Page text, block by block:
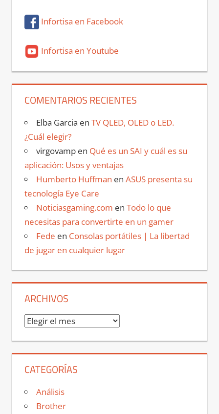
Infortisa en Facebook
Infortisa en Youtube
COMENTARIOS RECIENTES
Elba Garcia en TV QLED, OLED o LED.
¿Cuál elegir?
virgovampen Qué es un SAI y cuál es su
aplicación: Usos y ventajas
Humberto Huffman en ASUS presenta su
tecnología Eye Care
Noticiasgaming.com en Todo lo que
necesitas para convertirte en un gamer
Fede en Consolas portátiles | La libertad
de jugar en cualquier lugar
ARCHIVOS
Archivos
CATEGORÍAS
Análisis
Brother